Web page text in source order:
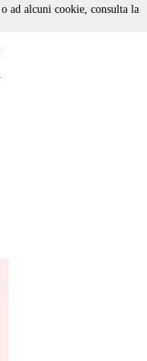
ad alcuni cookie, consulta la